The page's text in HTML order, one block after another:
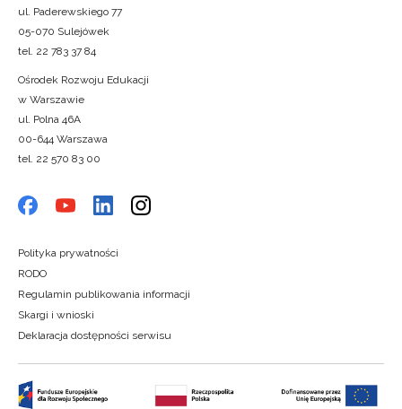
ul. Paderewskiego 77
05-070 Sulejówek
tel. 22 783 37 84
Ośrodek Rozwoju Edukacji
w Warszawie
ul. Polna 46A
00-644 Warszawa
tel. 22 570 83 00
Polityka prywatności
RODO
Regulamin publikowania informacji
Skargi i wnioski
Deklaracja dostępności serwisu